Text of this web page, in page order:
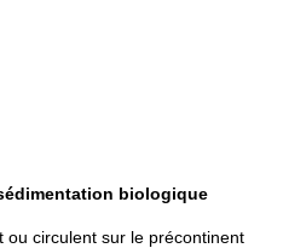
biologique
ou circulent sur le précontinent